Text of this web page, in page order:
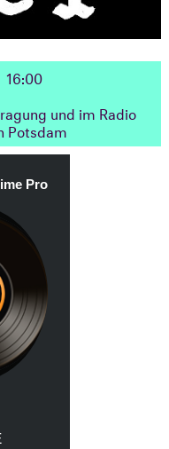
16:00
und im Radio
Potsdam